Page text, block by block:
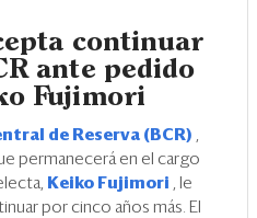
continuar
ante pedido
Fujimori
de Reserva (BCR) ,
permanecerá en el cargo
Keiko Fujimori , le
por cinco años más. El